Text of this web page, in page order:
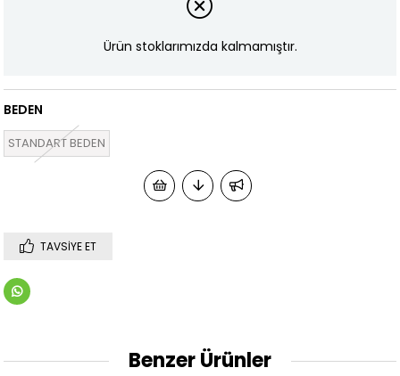
Ürün stoklarımızda kalmamıştır.
BEDEN
STANDART BEDEN
TAVSIYE ET
Benzer Ürünler